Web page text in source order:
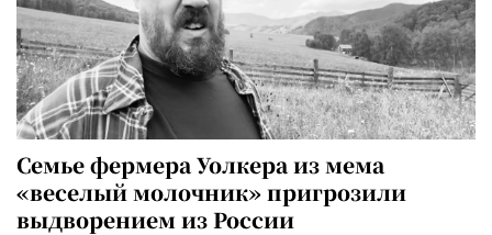
Семье фермера Уолкера из мема
«веселый молочник» пригрозили
выдворением из России